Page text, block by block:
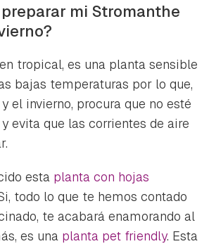
mi Stromanthe
tropical, es una planta sensible
bajas temperaturas por lo que,
el invierno, procura que no esté
evita que las corrientes de aire
esta planta con hojas
todo lo que te hemos contado
te acabará enamorando al
es una planta pet friendly. Esta